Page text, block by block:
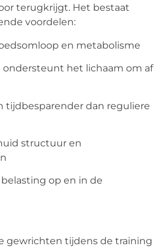
terugkrijgt. Het bestaat
voordelen:
en metabolisme
het lichaam om af
dan reguliere
structuur en
op en in de
gewrichten tijdens de training